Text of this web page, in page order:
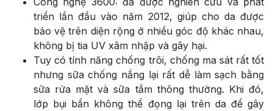
triển lần đầu vào năm 2012, giúp cho da được
bảo vệ trên diện rộng ở nhiều góc độ khác nhau,
không bị tia UV xâm nhập và gây hại.
Tuy có tính năng chống trôi, chống ma sát rất tốt
nhưng sữa chống nắng lại rất dễ làm sạch bằng
sữa rửa mặt và sữa tắm thông thường. Khi đó,
lớp bụi bẩn không thể đọng lại trên da để gây